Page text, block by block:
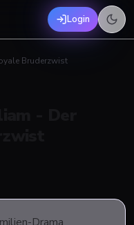
Login
Bruderzwist